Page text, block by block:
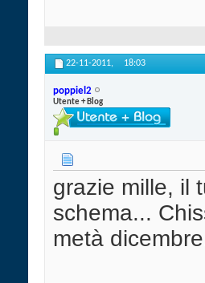
22-11-2011, 18:03
poppiel2
Utente + Blog
grazie mille, il
schema...
metà